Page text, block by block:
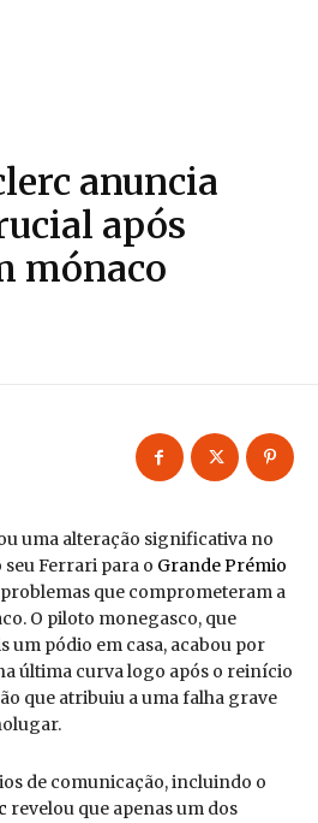
anuncia
após
mónaco
uma alteração significativa no
Ferrari para o Grande Prémio
problemas que comprometeram a
O piloto monegasco, que
um pódio em casa, acabou por
última curva logo após o reinício
que atribuiu a uma falha grave
de comunicação, incluindo o
revelou que apenas um dos